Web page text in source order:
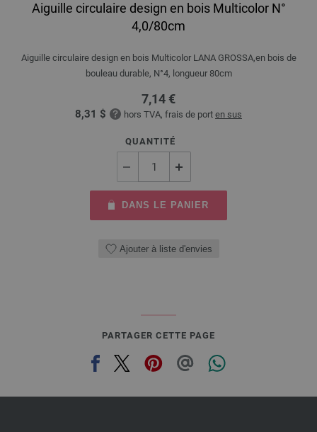
Aiguille circulaire design en bois Multicolor N°
4,0/80cm
Aiguille circulaire design en bois Multicolor LANA GROSSA,en bois de
bouleau durable, N°4, longueur 80cm
7,14 €
8,31 $ hors TVA, frais de port en sus
QUANTITÉ
DANS LE PANIER
Ajouter à liste d'envies
PARTAGER CETTE PAGE